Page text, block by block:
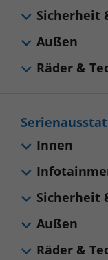
Innen
Sicherheit
Außen
Räder &
Sicherheit
Außen
Räder &